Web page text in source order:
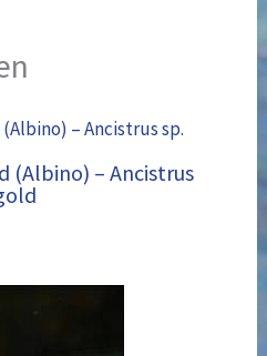
(Albino) – Ancistrus